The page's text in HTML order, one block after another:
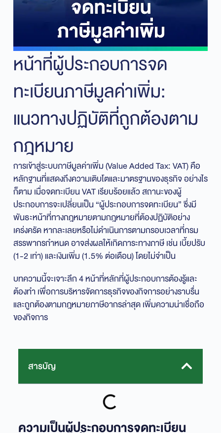
หน้าที่ผู้ประกอบการจด
ทะเบียนภาษีมูลค่าเพิ่ม:
แนวทางปฏิบัติที่ถูกต้องตาม
กฎหมาย
การเข้าสู่ระบบภาษีมูลค่าเพิ่ม (Value Added Tax: VAT) คือ
หลักฐานที่แสดงถึงความเติบโตและมาตรฐานของธุรกิจ อย่างไร
ก็ตาม เมื่อจดทะเบียน VAT เรียบร้อยแล้ว สถานะของผู้
ประกอบการจะเปลี่ยนเป็น “ผู้ประกอบการจดทะเบียน” ซึ่งมี
พันธะหน้าที่ทางกฎหมายตามกฎหมายที่ต้องปฏิบัติอย่าง
เคร่งครัด หากละเลยหรือไม่ดำเนินการตามกรอบเวลาที่กรม
สรรพากรกำหนด อาจส่งผลให้เกิดภาระทางภาษี เช่น เบี้ยปรับ
(1-2 เท่า) และเงินเพิ่ม (1.5% ต่อเดือน) โดยไม่จำเป็น
บทความนี้จะเจาะลึก 4 หน้าที่หลักที่ผู้ประกอบการต้องรู้และ
ต้องทำ เพื่อการบริหารจัดการธุรกิจของกิจการอย่างราบรื่น
และถูกต้องตามกฎหมายภาษีอากรล่าสุด เพิ่มความน่าเชื่อถือ
ของกิจการ
สารบัญ
ความเป็นผู้ประกอบการจดทะเบียน